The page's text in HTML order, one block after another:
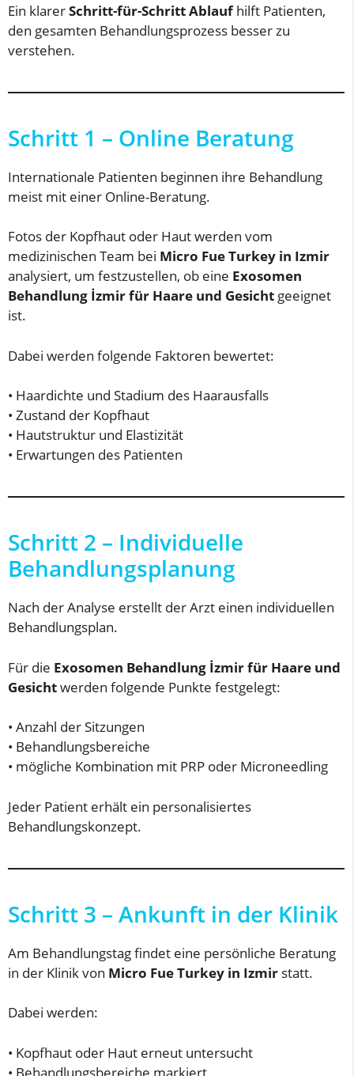
Ein klarerSchritt-für-Schritt Ablaufhilft Patienten,
den gesamten Behandlungsprozess besser zu
verstehen.
Schritt 1 – Online Beratung
Internationale Patienten beginnen ihre Behandlung
meist mit einer Online-Beratung.
Fotos der Kopfhaut oder Haut werden vom
medizinischen Team bei Micro Fue Turkey in Izmir
analysiert, um festzustellen, ob eine Exosomen
Behandlung İzmir für Haare und Gesicht geeignet
ist.
Dabei werden folgende Faktoren bewertet:
• Haardichte und Stadium des Haarausfalls
• Zustand der Kopfhaut
• Hautstruktur und Elastizität
• Erwartungen des Patienten
Schritt 2 – Individuelle
Behandlungsplanung
Nach der Analyse erstellt der Arzt einen individuellen
Behandlungsplan.
Für die Exosomen Behandlung İzmir für Haare und
Gesichtwerden folgende Punkte festgelegt:
• Anzahl der Sitzungen
• Behandlungsbereiche
• mögliche Kombination mit PRP oder Microneedling
Jeder Patient erhält ein personalisiertes
Behandlungskonzept.
Schritt 3 – Ankunft in der Klinik
Am Behandlungstag findet eine persönliche Beratung
in der Klinik von Micro Fue Turkey in Izmir statt.
Dabei werden:
• Kopfhaut oder Haut erneut untersucht
• Behandlungsbereiche markiert